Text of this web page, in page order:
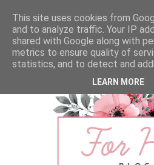
This site uses cookies from
and to analyze traffic. Your IP
shared with Google along with
metrics to ensure quality of
statistics, and to detect and
LEARN MORE